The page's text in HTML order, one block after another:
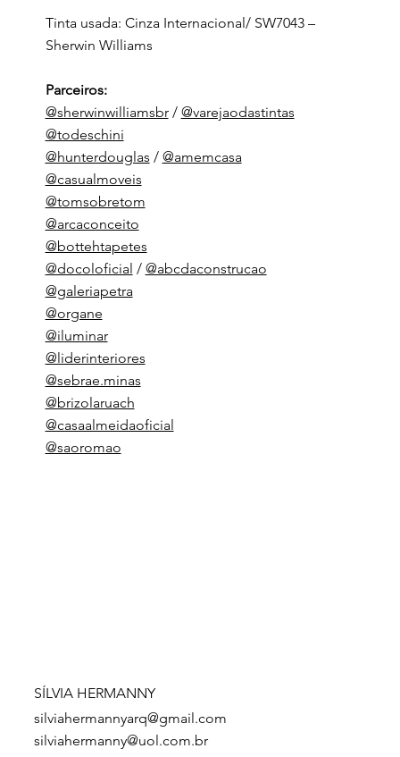
Tinta usada: Cinza Internacional/ SW7043 –
Sherwin Williams
Parceiros:
@sherwinwilliamsbr/ @varejaodastintas
@todeschini
@hunterdouglas / @amemcasa
@casualmoveis
@tomsobretom
@arcaconceito
@bottehtapetes
@docoloficial / @abcdaconstrucao
@galeriapetra
@organe
@iluminar
@liderinteriores
@sebrae.minas
@brizolaruach
@casaalmeidaoficial
@saoromao
SÍLVIA HERMANNY
silviahermannyarq@gmail.com
silviahermanny@uol.com.br